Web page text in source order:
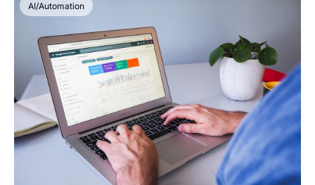
AI/Automation